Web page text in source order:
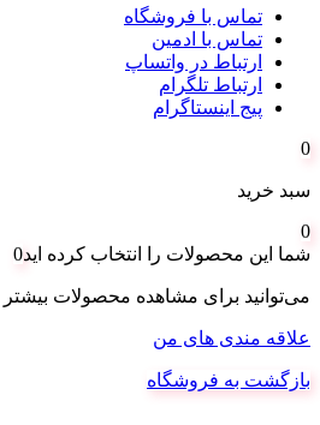
تماس با فروشگاه
تماس با ادمین
ارتباط در واتساپ
ارتباط تلگرام
پیج اینستاگرام
0
سبد خرید
0
شما این محصولات را انتخاب کرده اید0
می‌توانید برای مشاهده محصولات
علاقه مندی های من
بازگشت به فروشگاه